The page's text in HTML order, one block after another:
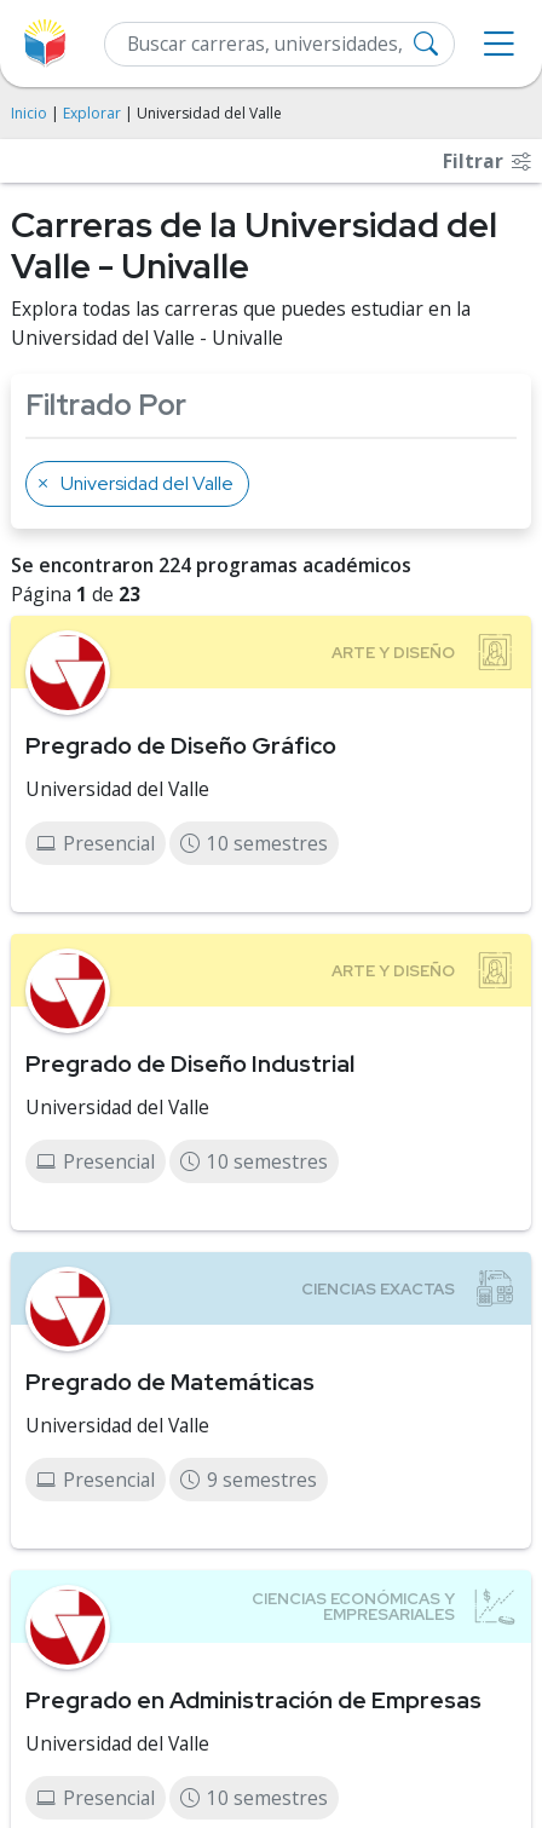
Inicio | Explorar | Universidad del Valle
Filtrar
Carreras de la Universidad del
Valle - Univalle
Explora todas las carreras que puedes estudiar en la
Universidad del Valle - Univalle
Filtrado Por
Universidad del Valle
Se encontraron 224 programas académicos
Página 1 de 23
Pregrado de Diseño Gráfico
Universidad del Valle
Presencial 10 semestres
Pregrado de Diseño Industrial
Universidad del Valle
Presencial 10 semestres
Pregrado de Matemáticas
Universidad del Valle
Presencial 9 semestres
Pregrado en Administración de Empresas
Universidad del Valle
Presencial 10 semestres